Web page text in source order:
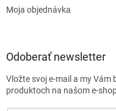
Moja objednávka
Odoberať newsletter
Vložte svoj e-mail a my Vám
produktoch na našom e-